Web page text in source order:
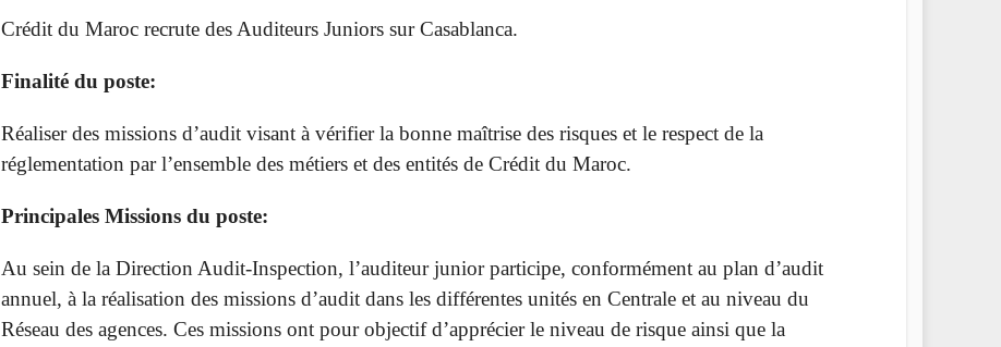
Crédit du Maroc recrute des Auditeurs Juniors sur Casablanca.
Finalité du poste:
Réaliser des missions d’audit visant à vérifier la bonne maîtrise des risques et le respect de la
réglementation par l’ensemble des métiers et des entités de Crédit du Maroc.
Principales Missions du poste:
Au sein de la Direction Audit-Inspection, l’auditeur junior participe, conformément au plan d’audit
annuel, à la réalisation des missions d’audit dans les différentes unités en Centrale et au niveau du
Réseau des agences. Ces missions ont pour objectif d’apprécier le niveau de risque ainsi que la